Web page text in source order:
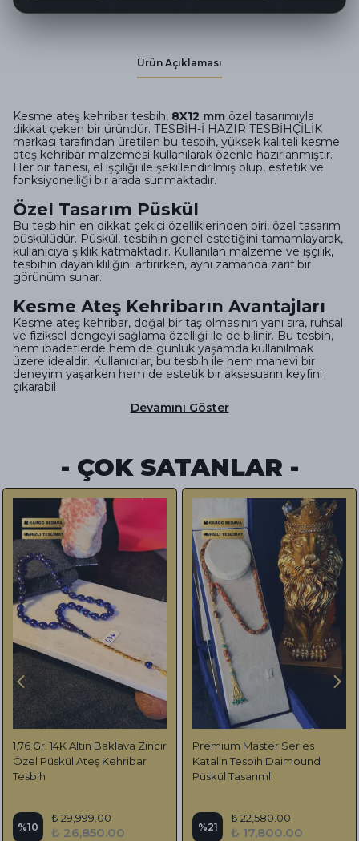
Ürün Açıklaması
Kesme ateş kehribar tesbih, 8X12 mm özel tasarımıyla
dikkat çeken bir üründür. TESBİH-İ HAZIR TESBİHÇİLİK
markası tarafından üretilen bu tesbih, yüksek kaliteli kesme
ateş kehribar malzemesi kullanılarak özenle hazırlanmıştır.
Her bir tanesi, el işçiliği ile şekillendirilmiş olup, estetik ve
fonksiyonelliği bir arada sunmaktadır.
Özel Tasarım Püskül
Bu tesbihin en dikkat çekici özelliklerinden biri, özel tasarım
püskülüdür. Püskül, tesbihin genel estetiğini tamamlayarak,
kullanıcıya şıklık katmaktadır. Kullanılan malzeme ve işçilik,
tesbihin dayanıklılığını artırırken, aynı zamanda zarif bir
görünüm sunar.
Kesme Ateş Kehribarın Avantajları
Kesme ateş kehribar, doğal bir taş olmasının yanı sıra, ruhsal
ve fiziksel dengeyi sağlama özelliği ile de bilinir. Bu tesbih,
hem ibadetlerde hem de günlük yaşamda kullanılmak
üzere idealdir. Kullanıcılar, bu tesbih ile hem manevi bir
deneyim yaşarken hem de estetik bir aksesuarın keyfini
çıkarabil
Devamını Göster
- ÇOK SATANLAR -
1,76 Gr. 14K Altın Baklava Zincir
Özel Püskül Ateş Kehribar
Tesbih
%10
₺ 29,999.00
₺ 26,850.00
Premium Master Series
Katalin Tesbih Daimound
Püskül Tasarımlı
%21
₺ 22,580.00
₺ 17,800.00